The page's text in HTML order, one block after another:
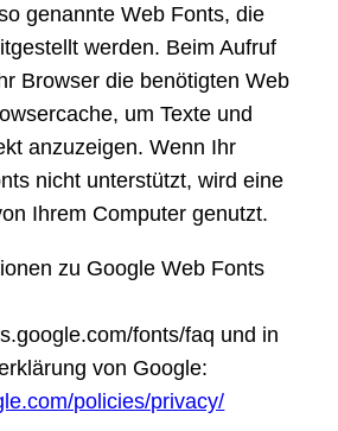
genannte Web Fonts, die
werden. Beim Aufruf
Browser die benötigten Web
um Texte und
anzuzeigen. Wenn Ihr
nicht unterstützt, wird eine
Ihrem Computer genutzt.
zu Google Web Fonts
fonts/faq und in
von Google:
policies/privacy/